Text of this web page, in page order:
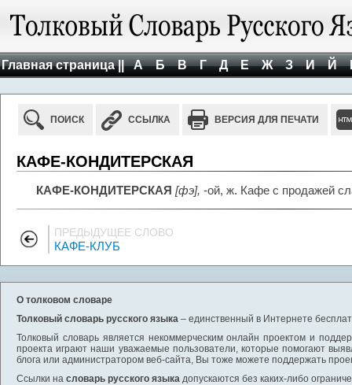
Главная страница || А Б В Г Д Е Ж З И Й
ПОИСК ССЫЛКА ВЕРСИЯ ДЛЯ ПЕЧАТИ
КАФЕ-КОНДИТЕРСКАЯ
КАФЕ-КОНДИТЕРСКАЯ [фэ], -ой, ж. Кафе с продажей
ПРЕДЫДУЩЕЕ СЛОВО
КАФЕ-КЛУБ
О толковом словаре
Толковый словарь русского языка – единственный в Интернете
Толковый словарь является некоммерческим онлайн проектом и
проекта играют наши уважаемые пользователи, которые помогают
блога или администратором веб-сайта, Вы тоже можете поддержать
Ссылки на словарь русского языка допускаются без каких-либо